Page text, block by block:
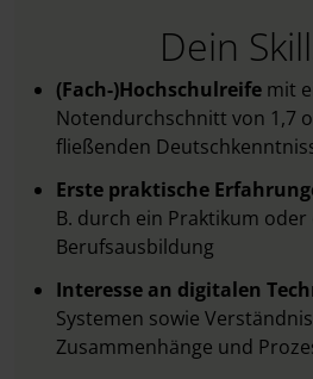
Dein
(Fach-)Hochschulreife mit
Notendurchschnitt von 1,7
fließenden
Erste praktische
B. durch ein Praktikum oder
Berufsausbildung
Interesse an digitalen
Systemen sowie
Zusammenhänge und